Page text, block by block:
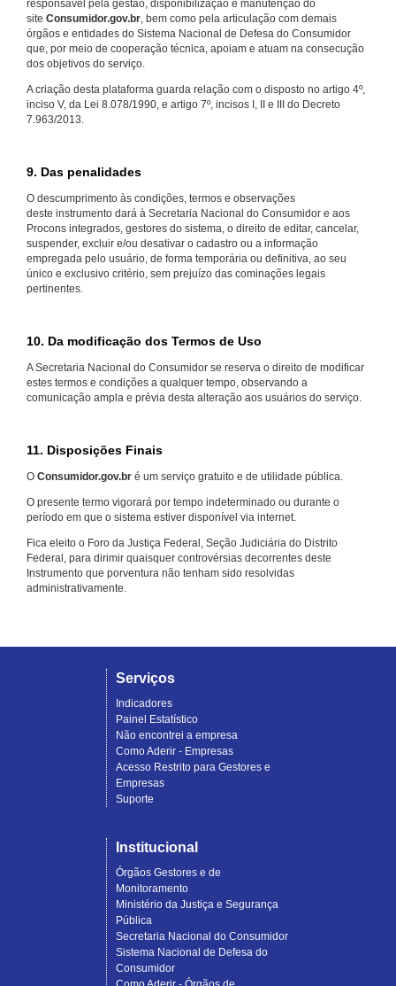
responsável pela gestão, disponibilização e manutenção do
site Consumidor.gov.br, bem como pela articulação com demais
órgãos e entidades do Sistema Nacional de Defesa do Consumidor
que, por meio de cooperação técnica, apoiam e atuam na consecução
dos objetivos do serviço.
A criação desta plataforma guarda relação com o disposto no artigo 4º,
inciso V, da Lei 8.078/1990, e artigo 7º, incisos I, II e III do Decreto
7.963/2013.
9. Das penalidades
O descumprimento às condições, termos e observações
deste instrumento dará à Secretaria Nacional do Consumidor e aos
Procons integrados, gestores do sistema, o direito de editar, cancelar,
suspender, excluir e/ou desativar o cadastro ou a informação
empregada pelo usuário, de forma temporária ou definitiva, ao seu
único e exclusivo critério, sem prejuízo das cominações legais
pertinentes.
10. Da modificação dos Termos de Uso
A Secretaria Nacional do Consumidor se reserva o direito de modificar
estes termos e condições a qualquer tempo, observando a
comunicação ampla e prévia desta alteração aos usuários do serviço.
11. Disposições Finais
O Consumidor.gov.br é um serviço gratuito e de utilidade pública.
O presente termo vigorará por tempo indeterminado ou durante o
período em que o sistema estiver disponível via internet.
Fica eleito o Foro da Justiça Federal, Seção Judiciária do Distrito
Federal, para dirimir quaisquer controvérsias decorrentes deste
Instrumento que porventura não tenham sido resolvidas
administrativamente.
Serviços
Indicadores
Painel Estatístico
Não encontrei a empresa
Como Aderir - Empresas
Acesso Restrito para Gestores e
Empresas
Suporte
Institucional
Órgãos Gestores e de
Monitoramento
Ministério da Justiça e Segurança
Pública
Secretaria Nacional do Consumidor
Sistema Nacional de Defesa do
Consumidor